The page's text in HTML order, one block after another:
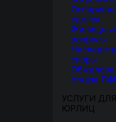
сделок
вопросы
споры
отказа
УСЛУГИ ДЛЯ
ЮРЛИЦ